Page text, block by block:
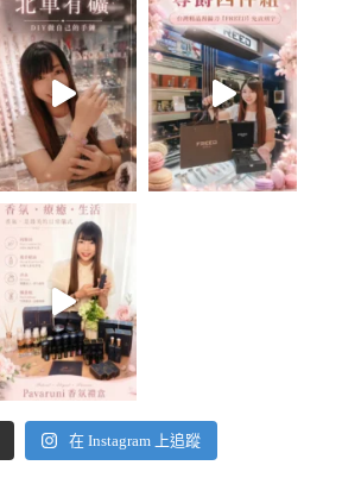
在 Instagram 上追蹤